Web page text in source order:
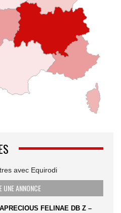
avec Equirodi
UNE ANNONCE
APRECIOUS FELINAE DB Z –